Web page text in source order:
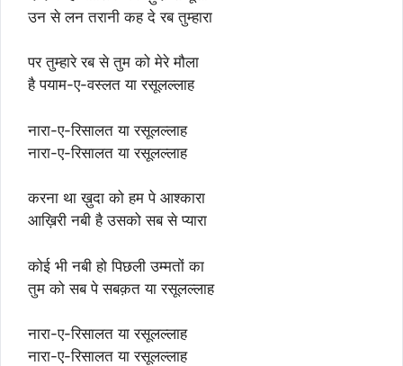
उन से लन तरानी कह दे रब तुम्हारा
पर तुम्हारे रब से तुम को मेरे मौला
है पयाम-ए-वस्लत या रसूलल्लाह
नारा-ए-रिसालत या रसूलल्लाह
नारा-ए-रिसालत या रसूलल्लाह
करना था ख़ुदा को हम पे आश्कारा
आख़िरी नबी है उसको सब से प्यारा
कोई भी नबी हो पिछली उम्मतों का
तुम को सब पे सबक़त या रसूलल्लाह
नारा-ए-रिसालत या रसूलल्लाह
नारा-ए-रिसालत या रसूलल्लाह